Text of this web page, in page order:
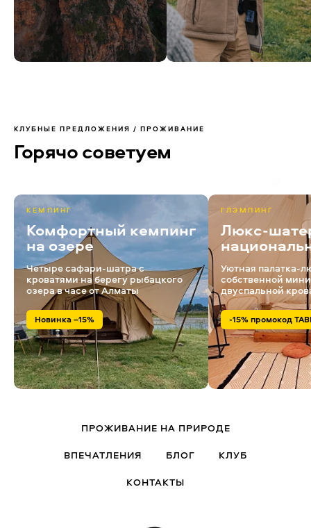
Горячо советуем
КЛУБНЫЕ ПРЕДЛОЖЕНИЯ / ПРОЖИВАНИЕ
КЕМПИНГ
Комфортный кемпинг
на озере
Четыре сафари-шатра с
кроватями на берегу рыбацкого
озера в часе от Алматы
Новинка –15%
ГЛЭМПИНГ
Люкс-
Уютная палатка-
собственной
двуспальной
-15% промокод
ПРОЖИВАНИЕ НА ПРИРОДЕ
ВПЕЧАТЛЕНИЯ БЛОГ КЛУБ
КОНТАКТЫ